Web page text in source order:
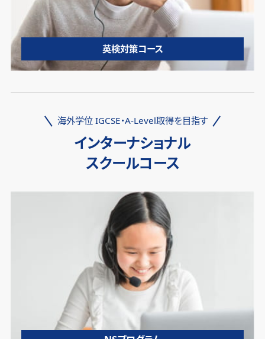
英検対策コース
海外学位 IGCSE・A-Level取得を目指す
インターナショナル
スクールコース